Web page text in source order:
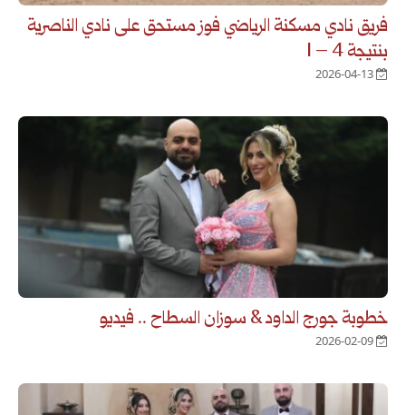
فريق نادي مسكنة الرياضي فوز مستحق على نادي الناصرية
بنتيجة 4 – 1
2026-04-13
خطوبة جورج الداود & سوزان السطاح .. فيديو
2026-02-09